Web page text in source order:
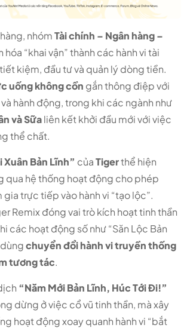
nhómTài chính – Ngân hàng –
hóa “khai vận” thành các hành vi tài
kiệm, đầu tư và quản lý dòng tiền.
uống không cồn gắn thông điệp với
hành động, trong khi các ngành như
và Sữaliên kết khởi đầu mới với việc
thể chất.
Xuân Bản Lĩnh” củaTigerthể hiện
qua hệ thống hoạt động cho phép
trực tiếp vào hành vi “tạo lộc”.
Remix đóng vai trò kích hoạt tinh thần
các hoạt động số như “Săn Lộc Bản
chuyển đổi hành vi truyền thống
tương tác.
“Năm Mới Bản Lĩnh, Húc Tới Đi!”
dừng ở việc cổ vũ tinh thần, mà xây
hoạt động xoay quanh hành vi “bắt